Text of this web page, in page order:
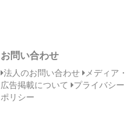
お問い合わせ
法人のお問い合わせ メディア・
広告掲載について プライバシー
ポリシー